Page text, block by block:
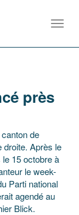
près
canton de
droite. Après le
15 octobre à
le week-
Parti national
agendé au
Blick.